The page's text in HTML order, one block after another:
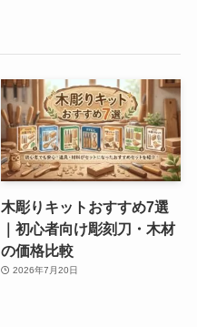
木彫りキットおすすめ7選
｜初心者向け彫刻刀・木材
の価格比較
2026年7月20日